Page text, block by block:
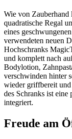
Wie von Zauberhand
quadratische Regal
eines
verwendeten neuen
Hochschranks
und komplett nach
Bodylotion,
verschwinden hinter
wieder griffbereit
des Schranks ist
integriert.
Freude am